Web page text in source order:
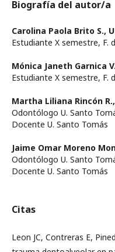
Biografía del autor/a
Carolina Paola Brito S.,
Estudiante X semestre, F.
Mónica Janeth Garnica
Estudiante X semestre, F.
Martha Liliana Rincón R.,
Odontólogo U. Santo
Docente U. Santo Tomás
Jaime Omar Moreno
Odontólogo U. Santo
Docente U. Santo Tomás
Citas
Leon JC, Contreras E,